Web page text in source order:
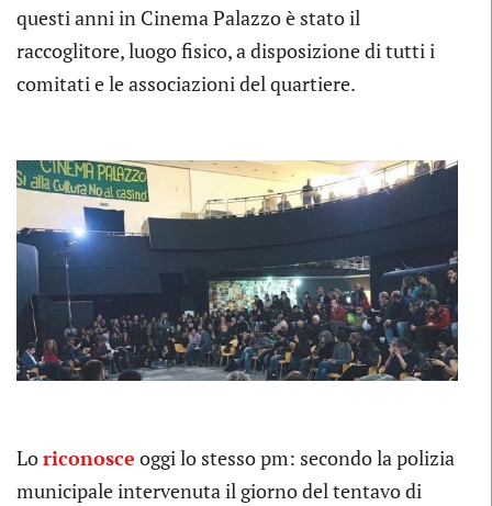
questi anni in Cinema Palazzo è stato il
raccoglitore, luogo fisico, a disposizione di tutti i
comitati e le associazioni del quartiere.
Loriconosce oggi lo stesso pm: secondo la polizia
municipale intervenuta il giorno del tentavo di